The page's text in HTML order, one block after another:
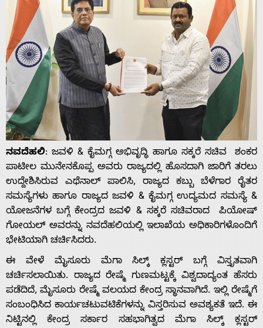
Home
ನವದೆಹಲಿ: ಜವಳಿ & ಕೈಮಗ್ಗ ಅಭಿವೃದ್ಧಿ ಹಾಗೂ ಸಕ್ಕರೆ ಸಚಿವ ಶಂಕರ
ಪಾಟೀಲ ಮುನೇನಕೊಪ್ಪ ಅವರು ರಾಜ್ಯದಲ್ಲಿ ಹೊಸದಾಗಿ ಜಾರಿಗೆ ತರಲು
ಉದ್ದೇಶಿಸಿರುವ ಎಥೆನಾಲ್ ಪಾಲಿಸಿ, ರಾಜ್ಯದ ಕಬ್ಬು ಬೆಳೆಗಾರ ರೈತರ
ಸಮಸ್ಯೆಗಳು ಹಾಗೂ ರಾಜ್ಯದ ಜವಳಿ & ಕೈಮಗ್ಗ ಉದ್ಯಮದ ಸಮಸ್ಯೆ &
ಯೋಜನೆಗಳ ಬಗ್ಗೆ ಕೇಂದ್ರದ ಜವಳಿ & ಸಕ್ಕರೆ ಸಚಿವರಾದ ಪಿಯೋಷ್
ಗೋಯಲ್ ಅವರನ್ನು ನವದೆಹಲಿಯಲ್ಲಿ ಇಲಾಖೆಯ ಅಧಿಕಾರಿಗಳೊಂದಿಗೆ
ಭೇಟಿಯಾಗಿ ಚರ್ಚಿಸಿದರು.
ಈ ವೇಳೆ ಮೈಸೂರು ಮೆಗಾ ಸಿಲ್ಕ್ ಕ್ಲಸ್ಟರ್ ಬಗ್ಗೆ ವಿಸ್ತೃತವಾಗಿ
ಚರ್ಚಿಸಲಾಯಿತು. ರಾಜ್ಯದ ರೇಷ್ಮೆ ಗುಣಮಟ್ಟಕ್ಕೆ ವಿಶ್ವದಾದ್ಯಂತ ಹೆಸರು
ಪಡೆದಿದೆ, ಮೈಸೂರು ರೇಷ್ಮೆ ವಲಯದ ಕೇಂದ್ರ ಸ್ಥಾನವಾಗಿದೆ. ಇಲ್ಲಿ ರೇಷ್ಮೆಗೆ
ಸಂಬಂಧಿಸಿದ ಕಾರ್ಯಚಟುವಟಿಕೆಗಳನ್ನು ವಿಸ್ತರಿಸುವ ಅವಶ್ಯಕತೆ ಇದೆ. ಈ
ನಿಟ್ಟಿನಲ್ಲಿ ಕೇಂದ್ರ ಸರ್ಕಾರ ಸಹಭಾಗಿತ್ವದ ಮೆಗಾ ಸಿಲ್ಕ್ ಕ್ಲಸ್ಟರ್